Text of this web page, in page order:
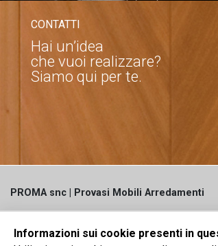
CONTATTI
Hai un’idea
che vuoi realizzare?
Siamo qui per te.
PROMA snc | Provasi Mobili Arredamenti
Italy
Informazioni sui cookie presenti in